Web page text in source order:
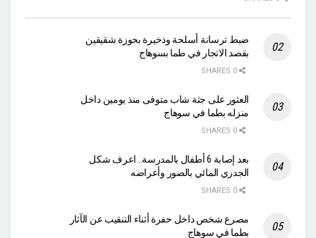
ضبط ترسانة أسلحة وذخيرة بحوزة شقيقين
بقصد الاتجار في طما بسوهاج
العثور على جثة شاب متوفى منذ يومين داخل
منزله بطما في سوهاج
بعد إصابة 6 أطفال بالمدرسة.. اعرف شكل
الجدري المائي بالصور وأعراضه
مصرع شخص داخل حفرة أثناء التنقيب عن الآثار
بطما في سوهاج